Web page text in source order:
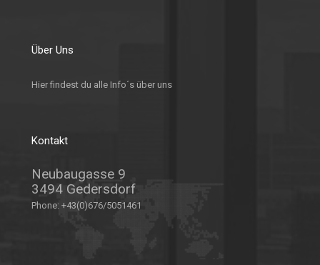
Über Uns
Hier findest du alle Info´s über uns
Kontakt
Neubaugasse 9
3494 Gedersdorf
Phone: +43(0)676/5051461